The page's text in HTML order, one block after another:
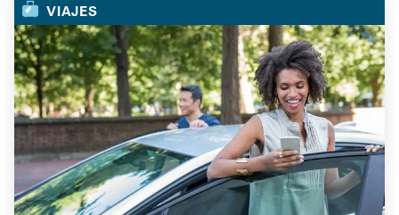
VIAJES